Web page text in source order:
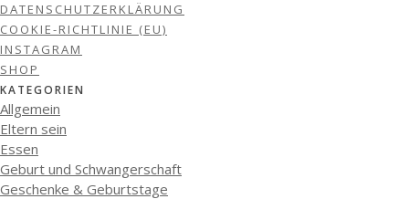
DATENSCHUTZERKLÄRUNG
COOKIE-RICHTLINIE (EU)
INSTAGRAM
SHOP
KATEGORIEN
Allgemein
Eltern sein
Essen
Geburt und Schwangerschaft
Geschenke & Geburtstage